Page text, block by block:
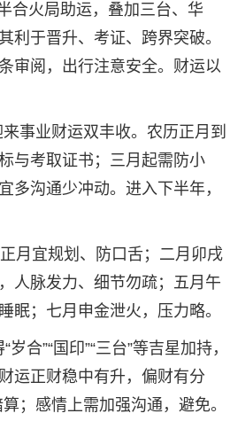
合火局助运，叠加三台、华
利于晋升、考证、跨界突破。
审阅，出行注意安全。财运以
事业财运双丰收。农历正月到
与考取证书；三月起需防小
多沟通少冲动。进入下半年，
月宜规划、防口舌；二月卯戌
人脉发力、细节勿疏；五月午
眠；七月申金泄火，压力略。
合”“国印”“三台”等吉星加持，
运正财稳中有升，偏财有分
；感情上需加强沟通，避免。